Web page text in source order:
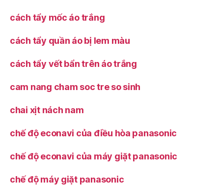
cách tẩy mốc áo trắng
cách tẩy quần áo bị lem màu
cách tẩy vết bẩn trên áo trắng
cam nang cham soc tre so sinh
chai xịt nách nam
chế độ econavi của điều hòa panasonic
chế độ econavi của máy giặt panasonic
chế độ máy giặt panasonic